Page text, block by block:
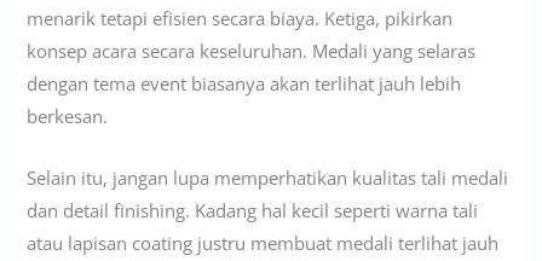
menarik tetapi efisien secara biaya. Ketiga, pikirkan
konsep acara secara keseluruhan. Medali yang selaras
dengan tema event biasanya akan terlihat jauh lebih
berkesan.
Selain itu, jangan lupa memperhatikan kualitas tali medali
dan detail finishing. Kadang hal kecil seperti warna tali
atau lapisan coating justru membuat medali terlihat jauh